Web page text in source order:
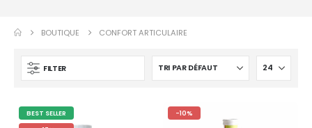
BOUTIQUE CONFORT ARTICULAIRE
FILTER
BEST SELLER
-10%